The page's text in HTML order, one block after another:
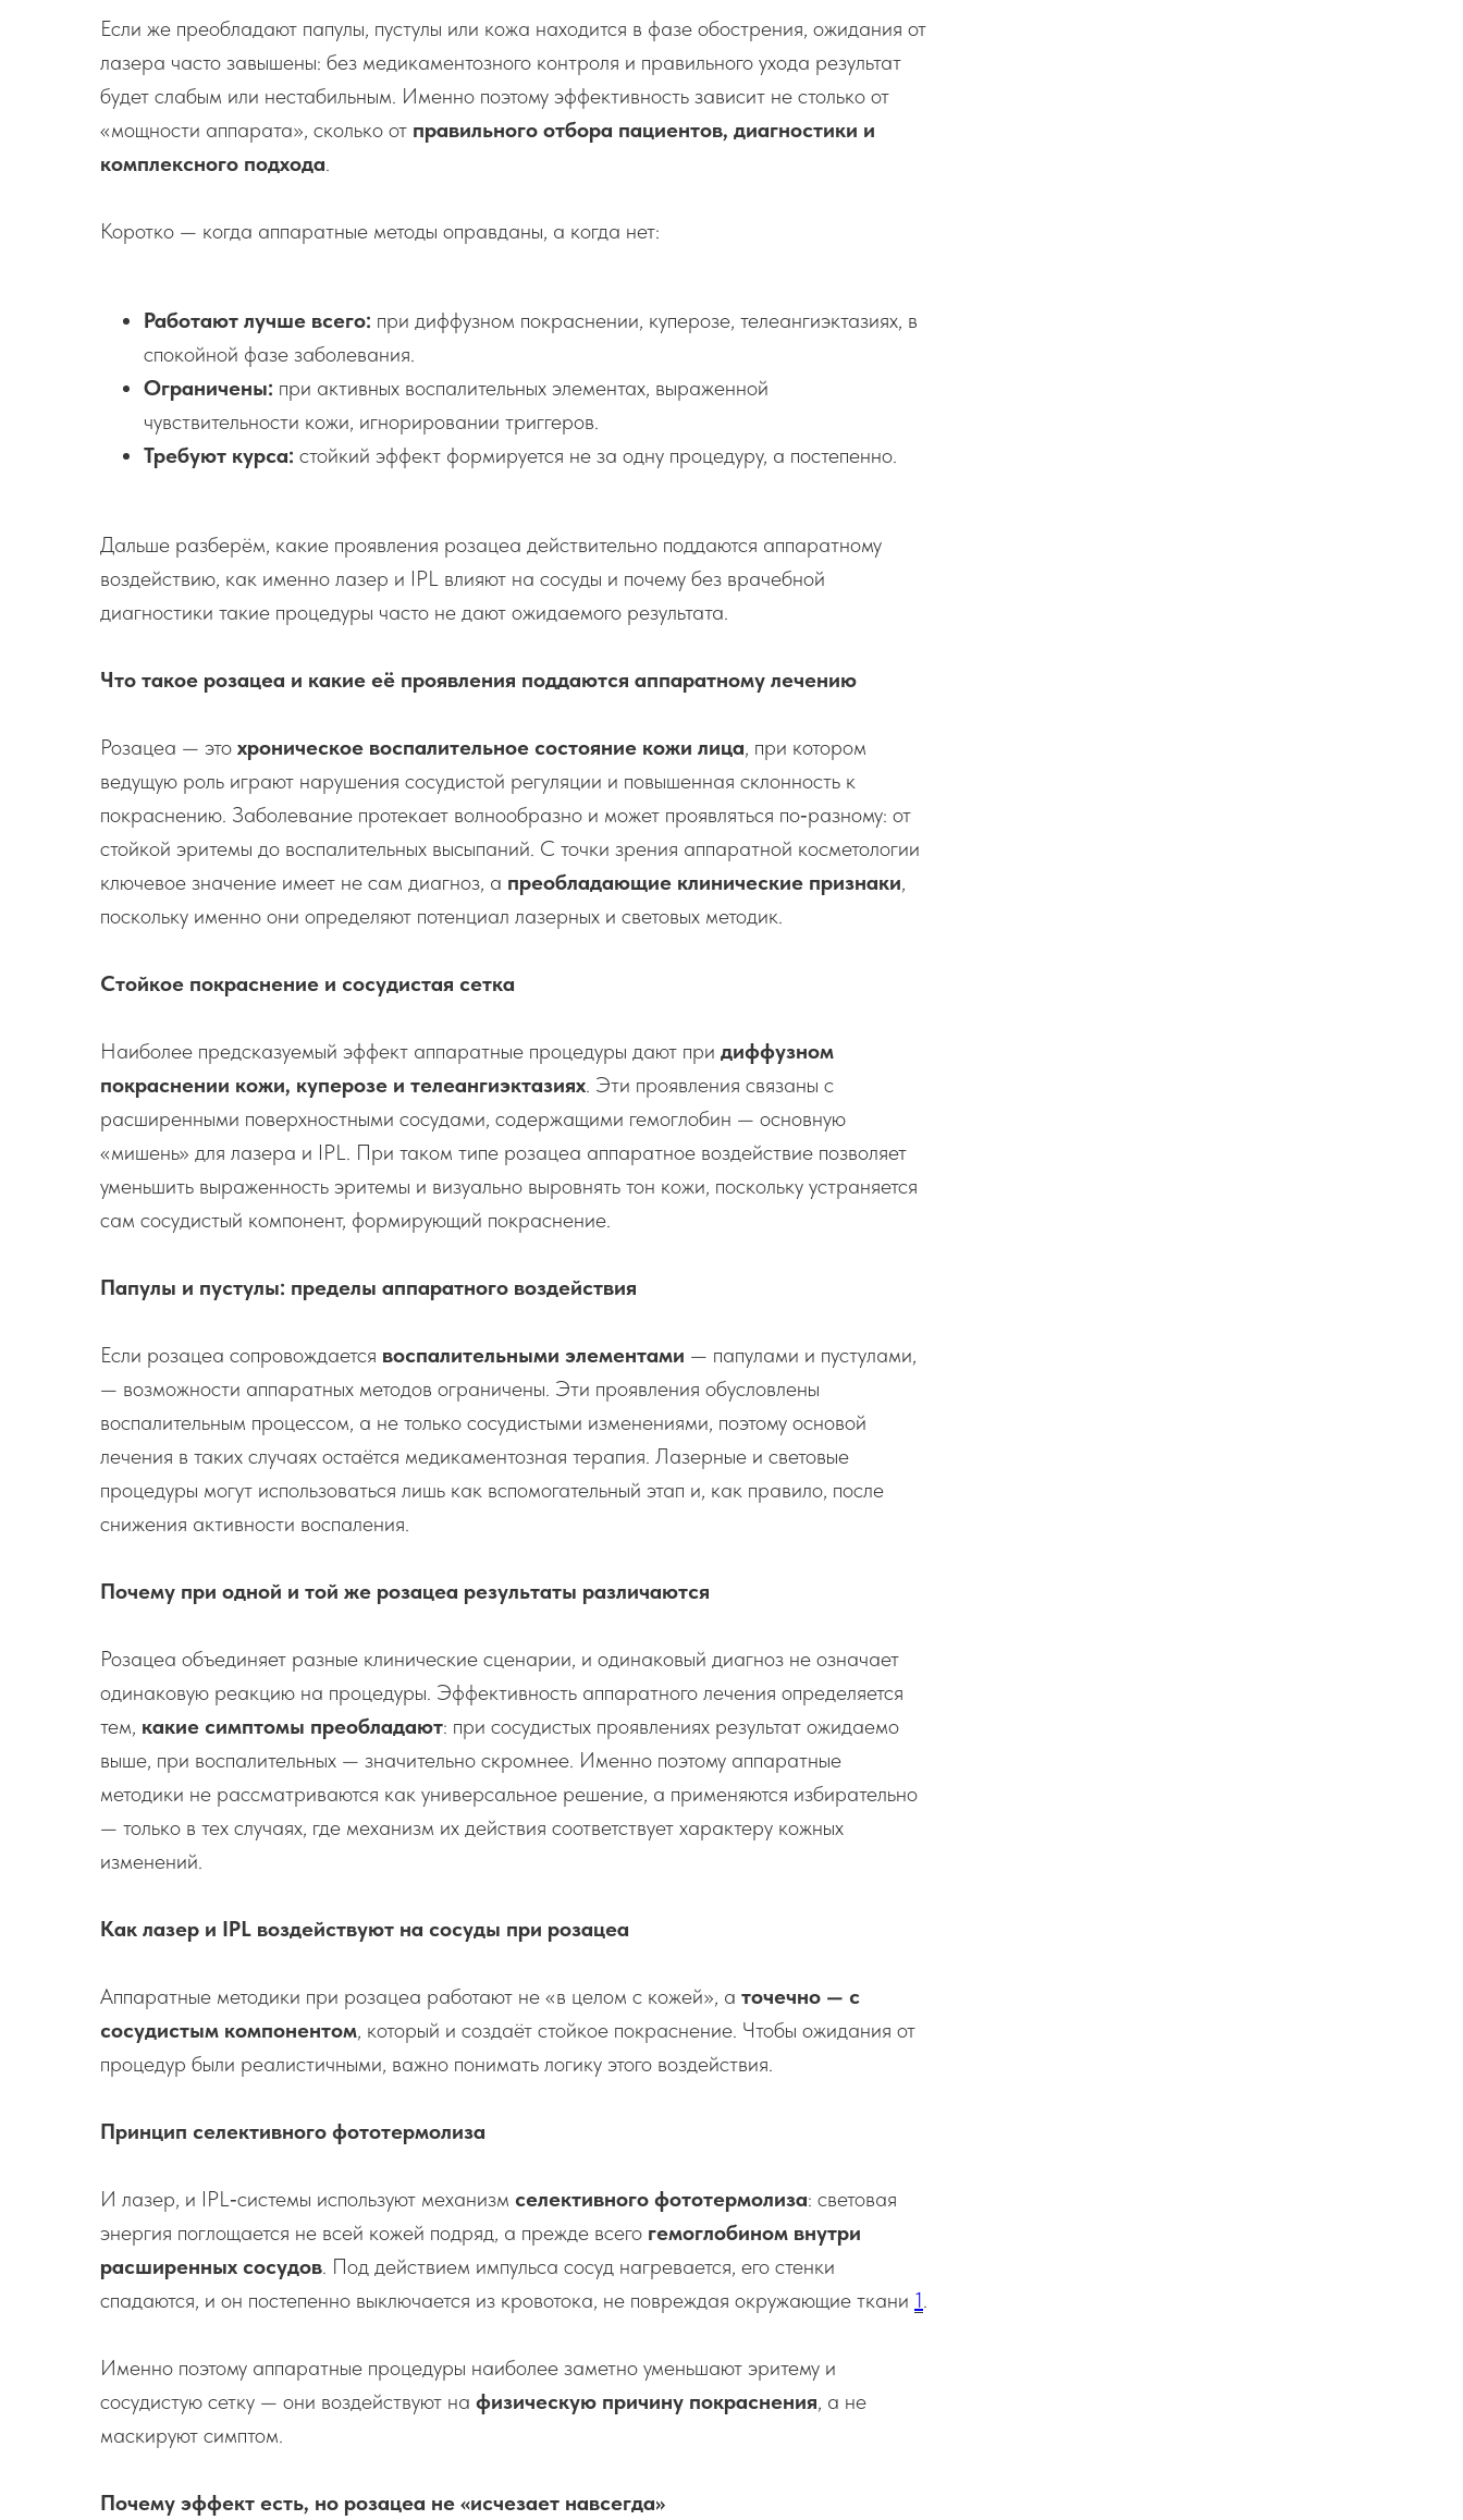
Если же преобладают папулы, пустулы или кожа находится в фазе обострения, ожидания от
лазера часто завышены: без медикаментозного контроля и правильного ухода результат
будет слабым или нестабильным. Именно поэтому эффективность зависит не столько от
«мощности аппарата», сколько от правильного отбора пациентов, диагностики и
комплексного подхода.
Коротко — когда аппаратные методы оправданы, а когда нет:
Работают лучше всего: при диффузном покраснении, куперозе, телеангиэктазиях, в
спокойной фазе заболевания.
Ограничены: при активных воспалительных элементах, выраженной
чувствительности кожи, игнорировании триггеров.
Требуют курса: стойкий эффект формируется не за одну процедуру, а постепенно.
Дальше разберём, какие проявления розацеа действительно поддаются аппаратному
воздействию, как именно лазер и IPL влияют на сосуды и почему без врачебной
диагностики такие процедуры часто не дают ожидаемого результата.
Что такое розацеа и какие её проявления поддаются аппаратному лечению
Розацеа — это хроническое воспалительное состояние кожи лица, при котором
ведущую роль играют нарушения сосудистой регуляции и повышенная склонность к
покраснению. Заболевание протекает волнообразно и может проявляться по‑разному: от
стойкой эритемы до воспалительных высыпаний. С точки зрения аппаратной косметологии
ключевое значение имеет не сам диагноз, а преобладающие клинические признаки,
поскольку именно они определяют потенциал лазерных и световых методик.
Стойкое покраснение и сосудистая сетка
Наиболее предсказуемый эффект аппаратные процедуры дают при диффузном
покраснении кожи, куперозе и телеангиэктазиях. Эти проявления связаны с
расширенными поверхностными сосудами, содержащими гемоглобин — основную
«мишень» для лазера и IPL. При таком типе розацеа аппаратное воздействие позволяет
уменьшить выраженность эритемы и визуально выровнять тон кожи, поскольку устраняется
сам сосудистый компонент, формирующий покраснение.
Папулы и пустулы: пределы аппаратного воздействия
Если розацеа сопровождается воспалительными элементами — папулами и пустулами,
— возможности аппаратных методов ограничены. Эти проявления обусловлены
воспалительным процессом, а не только сосудистыми изменениями, поэтому основой
лечения в таких случаях остаётся медикаментозная терапия. Лазерные и световые
процедуры могут использоваться лишь как вспомогательный этап и, как правило, после
снижения активности воспаления.
Почему при одной и той же розацеа результаты различаются
Розацеа объединяет разные клинические сценарии, и одинаковый диагноз не означает
одинаковую реакцию на процедуры. Эффективность аппаратного лечения определяется
тем, какие симптомы преобладают: при сосудистых проявлениях результат ожидаемо
выше, при воспалительных — значительно скромнее. Именно поэтому аппаратные
методики не рассматриваются как универсальное решение, а применяются избирательно
— только в тех случаях, где механизм их действия соответствует характеру кожных
изменений.
Как лазер и IPL воздействуют на сосуды при розацеа
Аппаратные методики при розацеа работают не «в целом с кожей», а точечно — с
сосудистым компонентом, который и создаёт стойкое покраснение. Чтобы ожидания от
процедур были реалистичными, важно понимать логику этого воздействия.
Принцип селективного фототермолиза
И лазер, и IPL‑системы используют механизм селективного фототермолиза: световая
энергия поглощается не всей кожей подряд, а прежде всего гемоглобином внутри
расширенных сосудов. Под действием импульса сосуд нагревается, его стенки
спадаются, и он постепенно выключается из кровотока, не повреждая окружающие ткани 1.
Именно поэтому аппаратные процедуры наиболее заметно уменьшают эритему и
сосудистую сетку — они воздействуют на физическую причину покраснения, а не
маскируют симптом.
Почему эффект есть, но розацеа не «исчезает навсегда»